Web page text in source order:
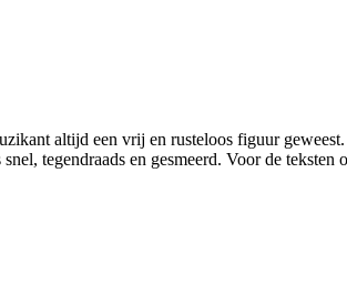
altijd een vrij en rusteloos figuur
tegendraads en gesmeerd. Voor de